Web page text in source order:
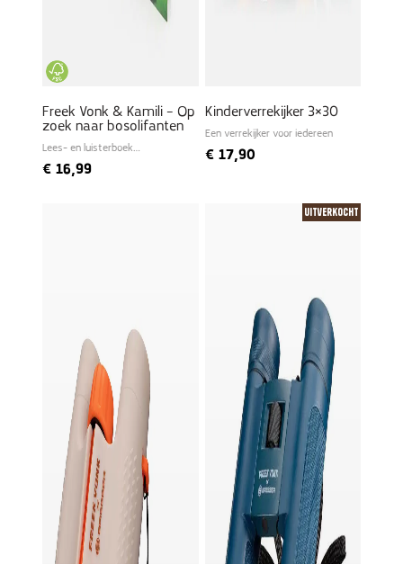
Freek Vonk & Kamili – Op
zoek naar bosolifanten
Lees- en luisterboek
€ 16,99
Kinderverrekijker 3×30
Een verrekijker voor iedereen
€17,90
Uitverkocht